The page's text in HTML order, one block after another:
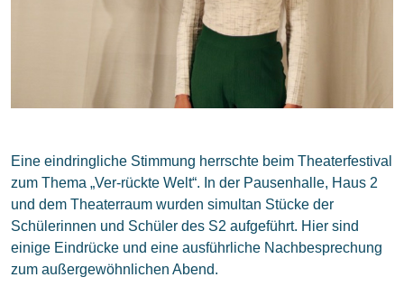
Eine eindringliche Stimmung herrschte beim Theaterfestival
zum Thema „Ver-rückte Welt“. In der Pausenhalle, Haus 2
und dem Theaterraum wurden simultan Stücke der
Schülerinnen und Schüler des S2 aufgeführt. Hier sind
einige Eindrücke und eine ausführliche Nachbesprechung
zum außergewöhnlichen Abend.